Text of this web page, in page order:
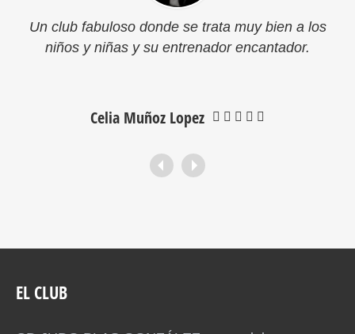
Un club fabuloso donde se trata muy bien a los
niños y niñas y su entrenador encantador.
Celia Muñoz Lopez
EL CLUB